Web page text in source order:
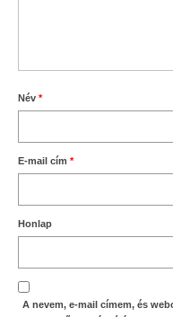
Név *
E-mail cím *
Honlap
A nevem, e-mail címem, és